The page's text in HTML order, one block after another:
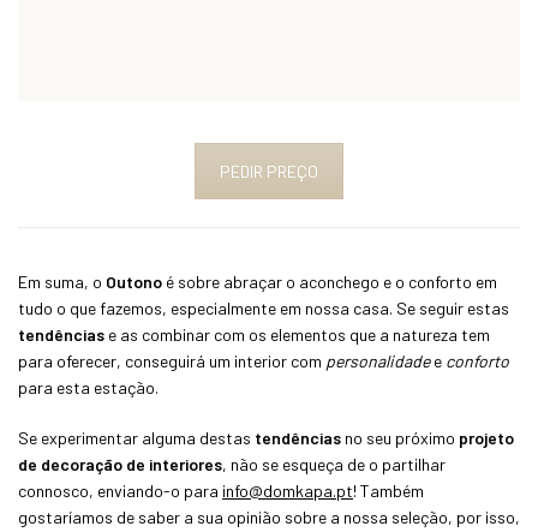
PEDIR PREÇO
Em suma, o Outono é sobre abraçar o aconchego e o conforto em
tudo o que fazemos, especialmente em nossa casa. Se seguir estas
tendências e as combinar com os elementos que a natureza tem
para oferecer, conseguirá um interior com personalidadee conforto
para esta estação.
Se experimentar alguma destas tendências no seu próximo projeto
de decoração de interiores, não se esqueça de o partilhar
connosco, enviando-o para info@domkapa.pt! Também
gostaríamos de saber a sua opinião sobre a nossa seleção, por isso,